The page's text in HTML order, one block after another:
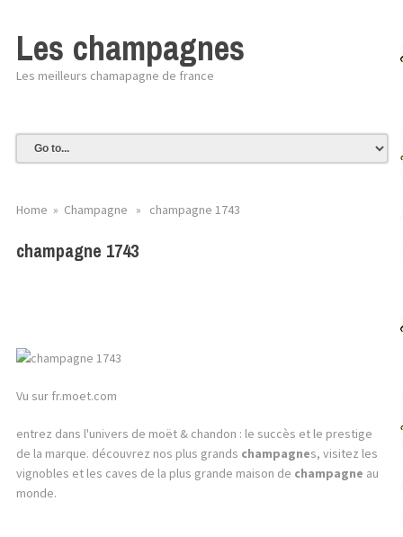
Les champagnes
Les meilleurs chamapagne de france
Home » Champagne » champagne 1743
champagne 1743
Vu sur fr.moet.com
entrez dans l'univers de moët & chandon : le succès et le prestige
de la marque. découvrez nos plus grands champagnes, visitez les
vignobles et les caves de la plus grande maison de champagne au
monde.